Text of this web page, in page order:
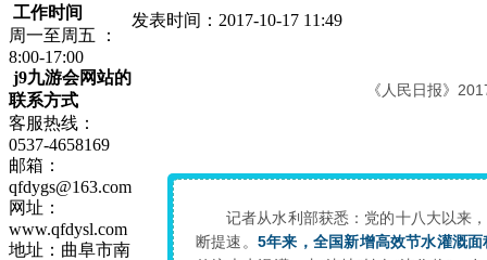
工作时间
周一至周五 ：
8:00-17:00
j9九游会网站的
联系方式
客服热线：
0537-4658169
邮箱：
qfdygs@163.com
网址：
www.qfdysl.com
地址：曲阜市南
发表时间：2017-10-17 11:49
《人民日报》
记者从水利部获悉：党的十八大以来
断提速。 5年来，全国新增高效节水灌溉